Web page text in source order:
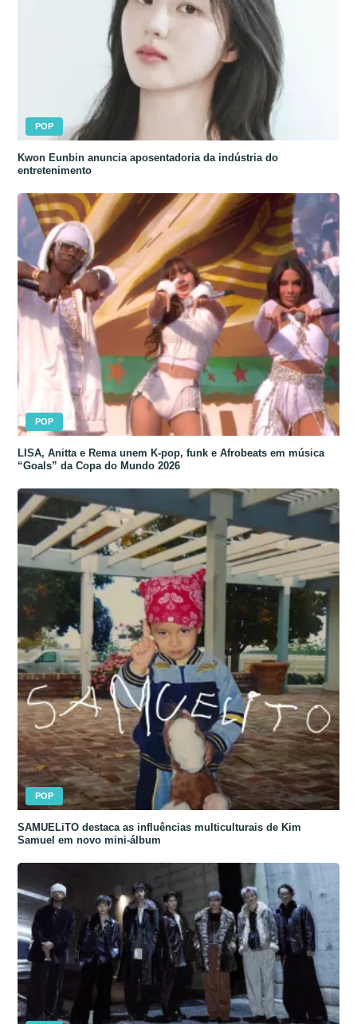
POP
Kwon Eunbin anuncia aposentadoria da indústria do
entretenimento
POP
LISA, Anitta e Rema unem K-pop, funk e Afrobeats em música
“Goals” da Copa do Mundo 2026
POP
SAMUELiTO destaca as influências multiculturais de Kim
Samuel em novo mini-álbum